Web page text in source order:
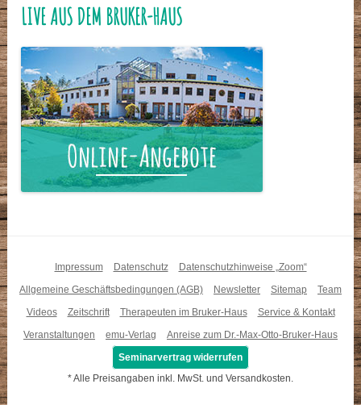
LIVE AUS DEM BRUKER-HAUS
Impressum Datenschutz
Datenschutzhinweise „Zoom“
Allgemeine Geschäftsbedingungen (AGB)
Newsletter Sitemap
Team
Videos
Zeitschrift Therapeuten im Bruker-Haus
Service & Kontakt
Veranstaltungen
emu-Verlag
Anreise zum Dr.-Max-Otto-Bruker-Haus
Seminarvertrag widerrufen
* Alle Preisangaben inkl. MwSt. und Versandkosten.